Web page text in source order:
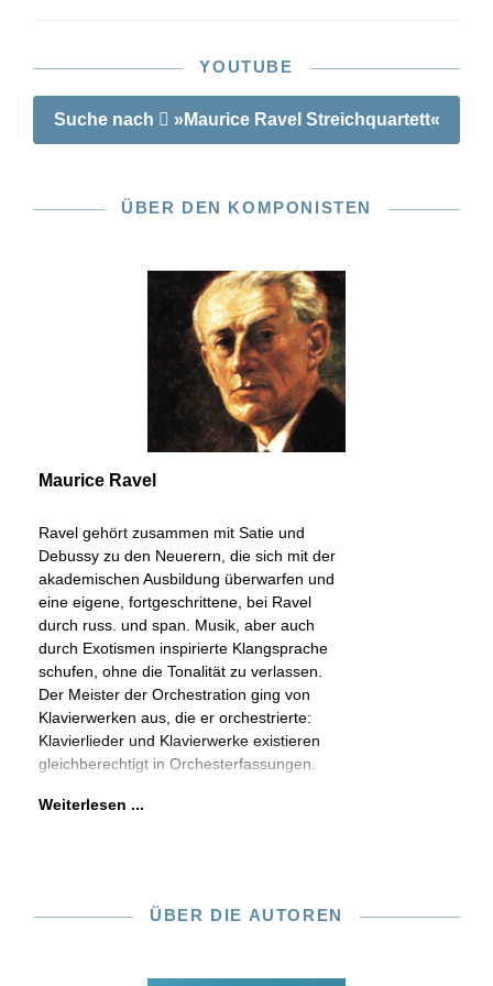
YOUTUBE
Suche nach »Maurice Ravel Streichquartett«
ÜBER DEN KOMPONISTEN
Maurice Ravel
Ravel gehört zusammen mit Satie und
Debussy zu den Neuerern, die sich mit der
akademischen Ausbildung überwarfen und
eine eigene, fortgeschrittene, bei Ravel
durch russ. und span. Musik, aber auch
durch Exotismen inspirierte Klangsprache
schufen, ohne die Tonalität zu verlassen.
Der Meister der Orchestration ging von
Klavierwerken aus, die er orchestrierte:
Klavierlieder und Klavierwerke existieren
gleichberechtigt in Orchesterfassungen.
Weiterlesen ...
ÜBER DIE AUTOREN